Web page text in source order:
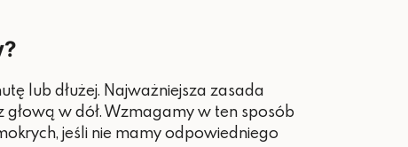
lub dłużej. Najważniejsza zasada
w dół. Wzmagamy w ten sposób
jeśli nie mamy odpowiedniego